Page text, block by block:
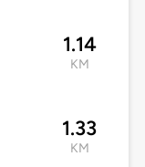
1.14
KM
1.33
KM